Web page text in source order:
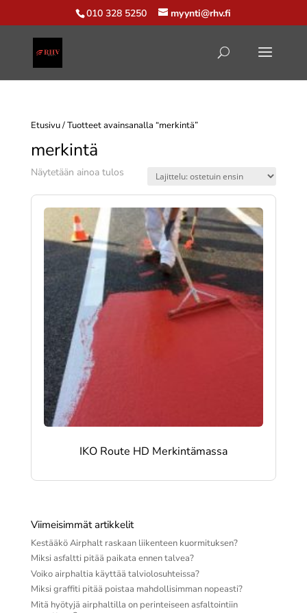
010 328 5250 myynti@rhv.fi
Etusivu/ Tuotteet avainsanalla “merkintä”
merkintä
Näytetään ainoa tulos
IKO Route HD Merkintämassa
Viimeisimmät artikkelit
Kestääkö Airphalt raskaan liikenteen kuormituksen?
Miksi asfaltti pitää paikata ennen talvea?
Voiko airphaltia käyttää talviolosuhteissa?
Miksi graffiti pitää poistaa mahdollisimman nopeasti?
Mitä hyötyjä airphaltilla on perinteiseen asfaltointiin